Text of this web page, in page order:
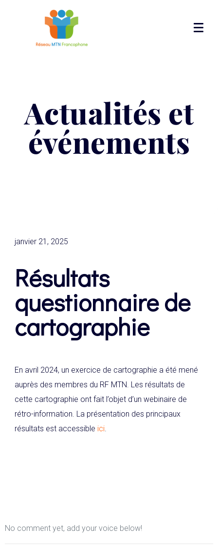
Actualités et
événements
janvier 21, 2025
Résultats
questionnaire de
cartographie
En avril 2024, un exercice de cartographie a été mené
auprès des membres du RF MTN. Les résultats de
cette cartographie ont fait l’objet d’un webinaire de
rétro-information. La présentation des principaux
résultats est accessible ici.
No comment yet, add your voice below!